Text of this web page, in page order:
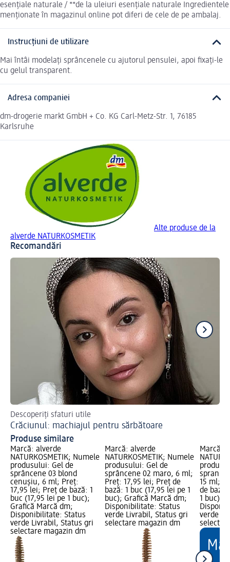
esențiale naturale / **de la uleiuri esențiale naturale Ingredientele
menționate în magazinul online pot diferi de cele de pe ambalaj.
Instrucțiuni de utilizare
Mai întâi modelați sprâncenele cu ajutorul pensulei, apoi fixați-le
cu gelul transparent.
Adresa companiei
dm-drogerie markt GmbH + Co. KG Carl-Metz-Str. 1, 76185
Karlsruhe
Alte produse de la
alverde NATURKOSMETIK
Recomandări
Descoperiți sfaturi utile
Crăciunul: machiajul pentru sărbătoare
Produse similare
Marcă: alverde
NATURKOSMETIK; Numele
produsului: Gel de
sprâncene 03 blond
cenușiu, 6 ml; Preț:
17,95 lei; Preț de bază: 1
buc (17,95 lei pe 1 buc);
Grafică Marcă dm;
Disponibilitate: Status
verde Livrabil, Status gri
selectare magazin dm
Marcă: alverde
NATURKOSMETIK; Numele
produsului: Gel de
sprâncene 02 maro, 6 ml;
Preț: 17,95 lei; Preț de
bază: 1 buc (17,95 lei pe 1
buc); Grafică Marcă dm;
Disponibilitate: Status
verde Livrabil, Status gri
selectare magazin dm
Marcă:
spran
15 ml;
de
1 buc);
verde